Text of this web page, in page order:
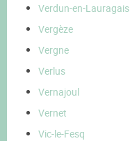
Verdun-en-Lauragais
Vergèze
Vergne
Verlus
Vernajoul
Vernet
Vic-le-Fesq